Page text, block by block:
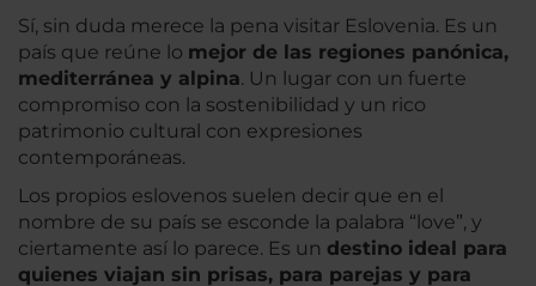
Sí, sin duda merece la pena visitar Eslovenia. Es un
país que reúne lo mejor de las regiones panónica,
mediterránea y alpina. Un lugar con un fuerte
compromiso con la sostenibilidad y un rico
patrimonio cultural con expresiones
contemporáneas.
Los propios eslovenos suelen decir que en el
nombre de su país se esconde la palabra “love”, y
ciertamente así lo parece. Es un destino ideal para
quienes viajan sin prisas, para parejas y para